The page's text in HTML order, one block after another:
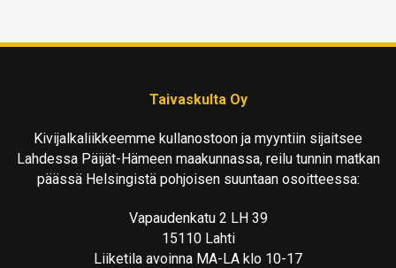
Taivaskulta Oy
Kivijalkaliikkeemme kullanostoon ja myyntiin sijaitsee
Lahdessa Päijät-Hämeen maakunnassa, reilu tunnin matkan
päässä Helsingistä pohjoisen suuntaan osoitteessa:
Vapaudenkatu 2 LH 39
15110 Lahti
Liiketila avoinna MA-LA klo 10-17